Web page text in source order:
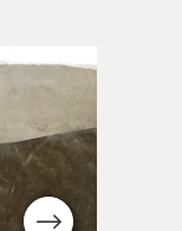
Next